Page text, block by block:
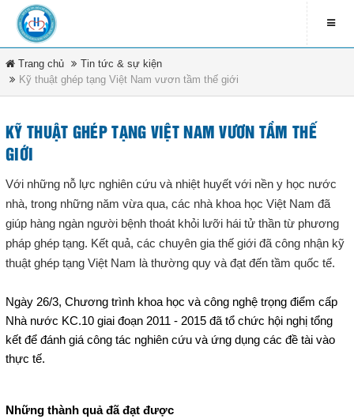
Trang chủ
Tin tức & sự kiện
Kỹ thuật ghép tạng Việt Nam vươn tầm thế giới
KỸ THUẬT GHÉP TẠNG VIỆT NAM VƯƠN TẦM THẾ
GIỚI
Với những nỗ lực nghiên cứu và nhiệt huyết với nền y học nước
nhà, trong những năm vừa qua, các nhà khoa học Việt Nam đã
giúp hàng ngàn người bệnh thoát khỏi lưỡi hái tử thần từ phương
pháp ghép tạng. Kết quả, các chuyên gia thế giới đã công nhận kỹ
thuật ghép tạng Việt Nam là thường quy và đạt đến tầm quốc tế.
Ngày 26/3, Chương trình khoa học và công nghệ trọng điểm cấp
Nhà nước KC.10 giai đoạn 2011 - 2015 đã tổ chức hội nghị tổng
kết để đánh giá công tác nghiên cứu và ứng dụng các đề tài vào
thực tế.
Những thành quả đã đạt được
Tin tức & sự kiện
Văn bản pháp luật
Tổ chức bệnh viện
Thông báo từ bệnh viện
contact_address
TP.HCM
newsletter_informbvdkhocmon
ĐĂNG KÝ